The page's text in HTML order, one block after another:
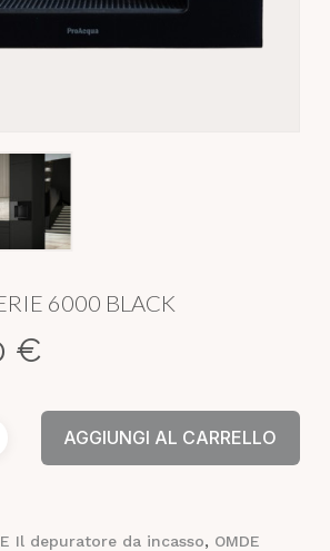
6000 BLACK
€
AGGIUNGI AL CARRELLO
Il depuratore da incasso, OMDE